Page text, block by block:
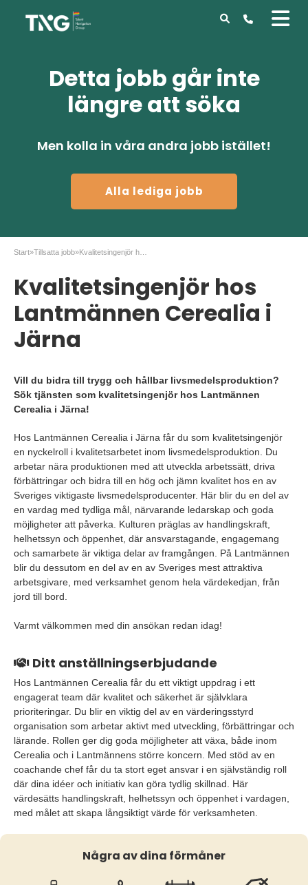
Detta jobb går inte
längre att söka
Men kolla in våra andra jobb istället!
Alla lediga jobb
Start»Tillsatta jobb»
Kvalitetsingenjör hos
Lantmännen Cerealia i
Järna
Vill du bidra till trygg och hållbar livsmedelsproduktion?
Sök tjänsten som kvalitetsingenjör hos Lantmännen
Cerealia i Järna!
Hos Lantmännen Cerealia i Järna får du som kvalitetsingenjör
en nyckelroll i kvalitetsarbetet inom livsmedelsproduktion. Du
arbetar nära produktionen med att utveckla arbetssätt, driva
förbättringar och bidra till en hög och jämn kvalitet hos en av
Sveriges viktigaste livsmedelsproducenter. Här blir du en del av
en vardag med tydliga mål, närvarande ledarskap och goda
möjligheter att påverka. Kulturen präglas av handlingskraft,
helhetssyn och öppenhet, där ansvarstagande, engagemang
och samarbete är viktiga delar av framgången. På Lantmännen
blir du dessutom en del av en av Sveriges mest attraktiva
arbetsgivare, med verksamhet genom hela värdekedjan, från
jord till bord.
Varmt välkommen med din ansökan redan idag!
Ditt anställningserbjudande
Hos Lantmännen Cerealia får du ett viktigt uppdrag i ett
engagerat team där kvalitet och säkerhet är självklara
prioriteringar. Du blir en viktig del av en värderingsstyrd
organisation som arbetar aktivt med utveckling, förbättringar och
lärande. Rollen ger dig goda möjligheter att växa, både inom
Cerealia och i Lantmännens större koncern. Med stöd av en
coachande chef får du ta stort eget ansvar i en självständig roll
där dina idéer och initiativ kan göra tydlig skillnad. Här
värdesätts handlingskraft, helhetssyn och öppenhet i vardagen,
med målet att skapa långsiktigt värde för verksamheten.
Några av dina förmåner